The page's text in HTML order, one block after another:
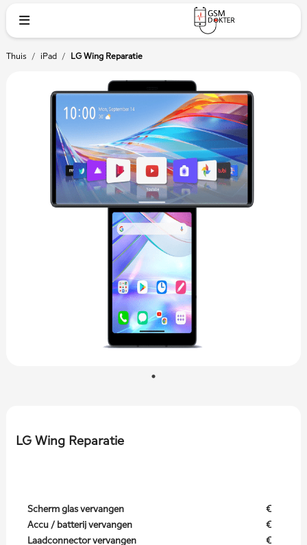
Thuis / iPad / LG Wing Reparatie
LG Wing Reparatie
Scherm glas vervangen
€
Accu / batterij vervangen
€
Laadconnector vervangen
€